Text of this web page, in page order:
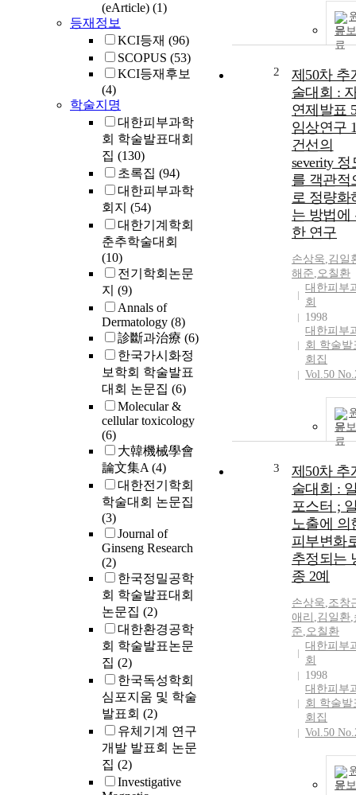
(eArticle) (1)
등재정보
KCI등재 (96)
SCOPUS (53)
KCI등재후보
(4)
학술지명
대한피부과학
회 학술발표대회
집 (130)
초록집 (94)
대한피부과학
회지 (54)
대한기계학회
춘추학술대회
(10)
전기학회논문
지 (9)
Annals of
Dermatology (8)
診斷과治療 (6)
한국가시화정
보학회 학술발표
대회 논문집 (6)
Molecular &
cellular toxicology
(6)
大韓機械學會
論文集A(4)
대한전기학회
학술대회 논문집
(3)
Journal of
Ginseng Research
(2)
한국정밀공학
회 학술발표대회
논문집 (2)
대한환경공학
회 학술발표논문
집 (2)
한국독성학회
심포지움 및 학술
발표회 (2)
유체기계 연구
개발 발표회 논문
집 (2)
Investigative
문
2
제50차 추
술대회 :
연제발표
임상연구
건선의
severity 정
를 객관적
로 정량화
는 방법에
한 연구
손상욱,김일
해준,오칠환
대한피부
회
1998
대한피부
회 학술발
회집
Vol.50
문
3
제50차 추
술대회 :
포스터 ;
노출에 의
피부변화
추정되는
종 2예
손상욱,조창
애리 ,김일환,
준,오칠환
대한피부
회
1998
대한피부
회 학술발
회집
Vol.50
문